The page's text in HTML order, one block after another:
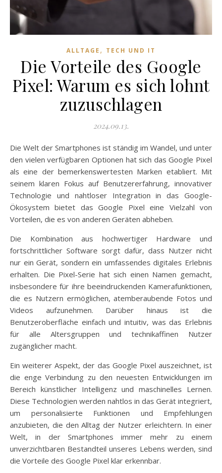
ALLTAGE , TECH UND IT
Die Vorteile des Google
Pixel: Warum es sich lohnt
zuzuschlagen
2024.09.13.
Die Welt der Smartphones ist ständig im Wandel, und unter
den vielen verfügbaren Optionen hat sich das Google Pixel
als eine der bemerkenswertesten Marken etabliert. Mit
seinem klaren Fokus auf Benutzererfahrung, innovativer
Technologie und nahtloser Integration in das Google-
Ökosystem bietet das Google Pixel eine Vielzahl von
Vorteilen, die es von anderen Geräten abheben.
Die Kombination aus hochwertiger Hardware und
fortschrittlicher Software sorgt dafür, dass Nutzer nicht
nur ein Gerät, sondern ein umfassendes digitales Erlebnis
erhalten. Die Pixel-Serie hat sich einen Namen gemacht,
insbesondere für ihre beeindruckenden Kamerafunktionen,
die es Nutzern ermöglichen, atemberaubende Fotos und
Videos aufzunehmen. Darüber hinaus ist die
Benutzeroberfläche einfach und intuitiv, was das Erlebnis
für alle Altersgruppen und technikaffinen Nutzer
zugänglicher macht.
Ein weiterer Aspekt, der das Google Pixel auszeichnet, ist
die enge Verbindung zu den neuesten Entwicklungen im
Bereich künstlicher Intelligenz und maschinelles Lernen.
Diese Technologien werden nahtlos in das Gerät integriert,
um personalisierte Funktionen und Empfehlungen
anzubieten, die den Alltag der Nutzer erleichtern. In einer
Welt, in der Smartphones immer mehr zu einem
unverzichtbaren Bestandteil unseres Lebens werden, sind
die Vorteile des Google Pixel klar erkennbar.